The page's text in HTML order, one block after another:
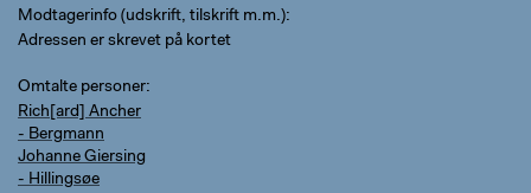
Modtagerinfo (udskrift, tilskrift m.m.)
Adressen er skrevet på kortet
Omtalte personer
Rich[ard] Ancher
- Bergmann
Johanne Giersing
- Hillingsøe